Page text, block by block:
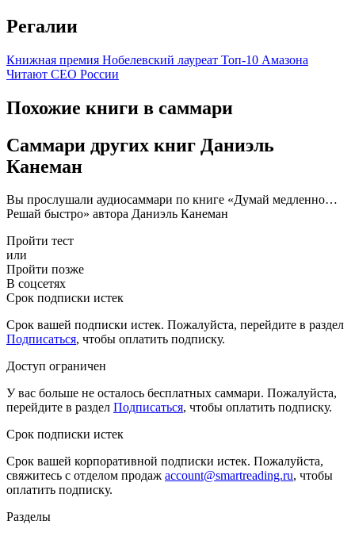
Регалии
Книжная премия Нобелевский лауреат Топ-10 Амазона
Читают CEO России
Похожие книги в саммари
Саммари других книг Даниэль
Канеман
Вы прослушали аудиосаммари по книге «Думай медленно…
Решай быстро» автора Даниэль Канеман
Пройти тест
или
Пройти позже
В соцсетях
Срок подписки истек
Срок вашей подписки истек. Пожалуйста, перейдите в раздел
Подписаться, чтобы оплатить подписку.
Доступ ограничен
У вас больше не осталось бесплатных саммари. Пожалуйста,
перейдите в раздел Подписаться, чтобы оплатить подписку.
Срок подписки истек
Срок вашей корпоративной подписки истек. Пожалуйста,
свяжитесь с отделом продаж account@smartreading.ru, чтобы
оплатить подписку.
Разделы